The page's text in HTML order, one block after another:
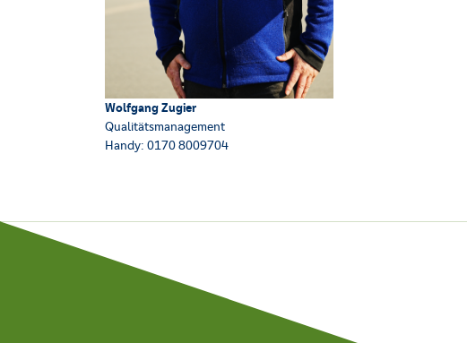
Wolfgang Zugier
Qualitätsmanagement
Handy: 0170 8009704